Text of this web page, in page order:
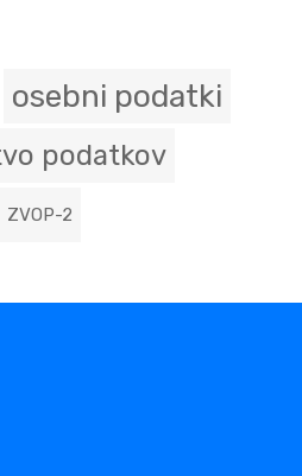
osebni podatki
podatkov
ZVOP-2